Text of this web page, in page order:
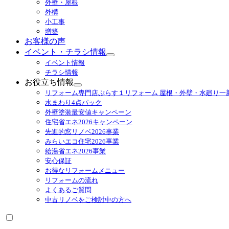
展
外壁・屋根
外構
小工事
増築
お客様の声
イベント・チラシ情報
サ
ュ
を
展
開
イベント情報
チラシ情報
お役立ち情報
サ
ブ
メ
ニ
ュ
ー
を
展
リフォーム専門店ぷらす１リフォーム 屋根・外壁・水廻り一
水まわり4点パック
外壁塗装最安値キャンペーン
住宅省エネ2026キャンペーン
先進的窓リノベ2026事業
みらいエコ住宅2026事業
給湯省エネ2026事業
安心保証
お得なリフォームメニュー
リフォームの流れ
よくあるご質問
中古リノベをご検討中の方へ